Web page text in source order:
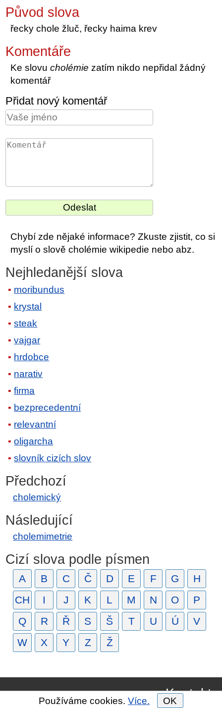
Původ slova
řecky chole žluč, řecky haima krev
Komentáře
Ke slovucholémie zatím nikdo nepřidal žádný
komentář
Přidat nový komentář
Chybí zde nějaké informace? Zkuste zjistit, co si
myslí o slově cholémie wikipedie nebo abz.
Nejhledanější slova
moribundus
krystal
steak
vajgar
hrdobce
narativ
firma
bezprecedentní
relevantní
oligarcha
slovník cizích slov
Předchozí
cholemický
Následující
cholemimetrie
Cizí slova podle písmen
A B C Č D E F G
H
CH
I J K L M N O
P
Q
R Ř S Š T U Ú
V
W
X Y Z Ž
Kontakt
Používáme cookies. Více. OK